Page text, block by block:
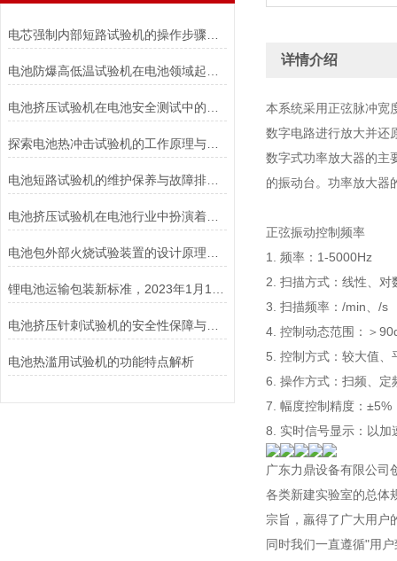
探索电池热冲击试验机的工作原理与应用
电池短路试验机的维护保养与故障排除技巧分享
电池挤压针刺试验机的安全性保障与风险控制介绍
电池热滥用试验机的功能特点解析
详情介绍
本系统采用正弦脉冲宽
数字电路进行放大并还
数字式功率放大器的主
的振动台。功率放大器
正弦振动控制频率
1. 频率：1-5000Hz
2. 扫描方式：线性、对
3. 扫描频率：/min、/s
4. 控制动态范围：＞
5. 控制方式：较大值、
6. 操作方式：扫频、定
7. 幅度控制精度：±5%
8. 实时信号显示：以加
广东力鼎设备有限公司
各类新建实验室的总体
宗旨，羸得了广大用户
同时我们一直遵循"用